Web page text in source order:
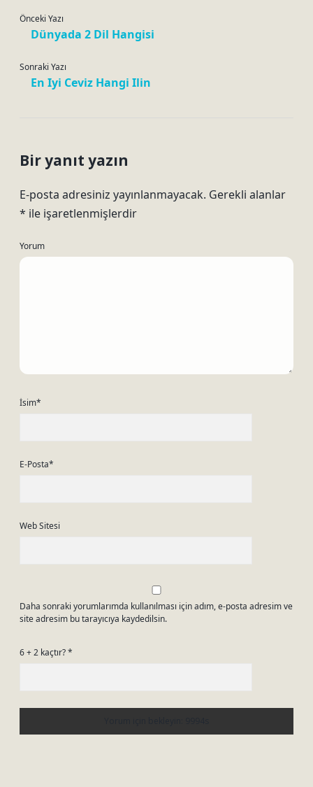
Önceki Yazı
Dünyada 2 Dil Hangisi
Sonraki Yazı
En Iyi Ceviz Hangi Ilin
Bir yanıt yazın
E-posta adresiniz yayınlanmayacak. Gerekli alanlar
* ile işaretlenmişlerdir
Yorum
İsim*
E-Posta*
Web Sitesi
Daha sonraki yorumlarımda kullanılması için adım, e-posta adresim ve
site adresim bu tarayıcıya kaydedilsin.
6 + 2 kaçtır?*